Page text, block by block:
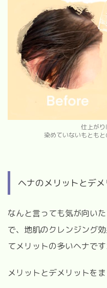
仕上がり
染めていないもともと
ヘナのメリットとデメ
なんと言っても気が向い
で、地肌のクレンジング
てメリットの多いヘナで
メリットとデメリットをま